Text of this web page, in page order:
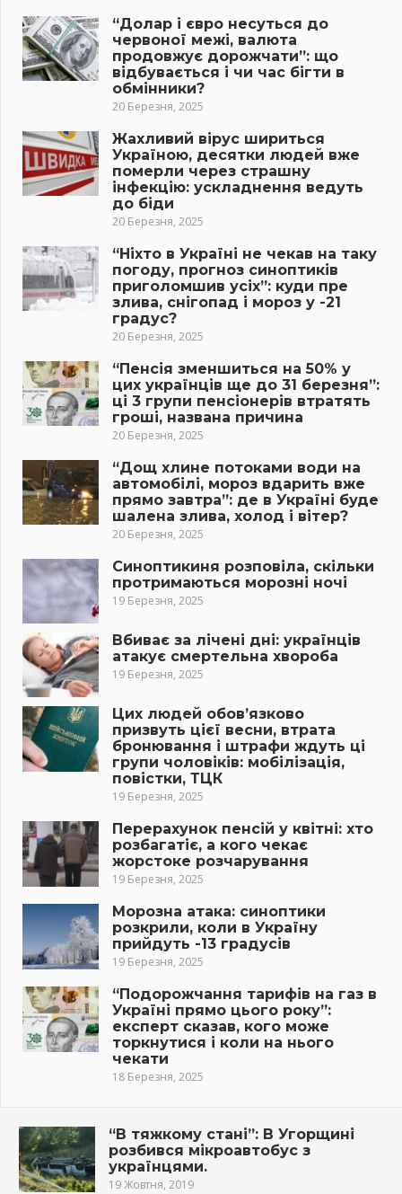
“Долар і євро несуться до
червоної межі, валюта
продовжує дорожчати”: що
відбувається і чи час бігти в
обмінники?
20 Березня, 2025
Жахливий вірус шириться
Україною, десятки людей вже
померли через страшну
інфекцію: ускладнення ведуть
до біди
20 Березня, 2025
“Ніхто в Україні не чекав на таку
погоду, прогноз синоптиків
приголомшив усіх”: куди пре
злива, снігопад і мороз у -21
градус?
20 Березня, 2025
“Пенсія зменшиться на 50% у
цих українців ще до 31 березня”:
ці 3 групи пенсіонерів втратять
гроші, названа причина
20 Березня, 2025
“Дощ хлине потоками води на
автомобілі, мороз вдарить вже
прямо завтра”: де в Україні буде
шалена злива, холод і вітер?
20 Березня, 2025
Синоптикиня розповіла, скільки
протримаються морозні ночі
19 Березня, 2025
Вбиває за лічені дні: українців
атакує смертельна хвороба
19 Березня, 2025
Цих людей обов’язково
призвуть цієї весни, втрата
бронювання і штрафи ждуть ці
групи чоловіків: мобілізація,
повістки, ТЦК
19 Березня, 2025
Перерахунок пенсій у квітні: хто
розбагатіє, а кого чекає
жорстоке розчарування
19 Березня, 2025
Морозна атака: синоптики
розкрили, коли в Україну
прийдуть -13 градусів
19 Березня, 2025
“Подорожчання тарифів на газ в
Україні прямо цього року”:
експерт сказав, кого може
торкнутися і коли на нього
чекати
18 Березня, 2025
“В тяжкому стані”: В Угорщині
розбився мікроавтобус з
українцями.
19 Жовтня, 2019